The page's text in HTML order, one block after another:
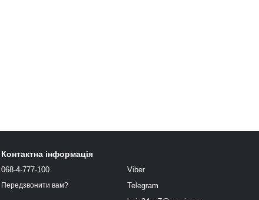
Контактна інформація
068-4-777-100
Передзвонити вам?
Viber
Telegram